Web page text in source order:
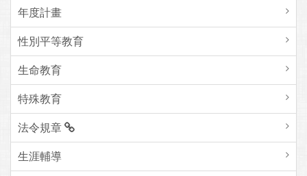
年度計畫
性別平等教育
生命教育
特殊教育
法令規章
生涯輔導